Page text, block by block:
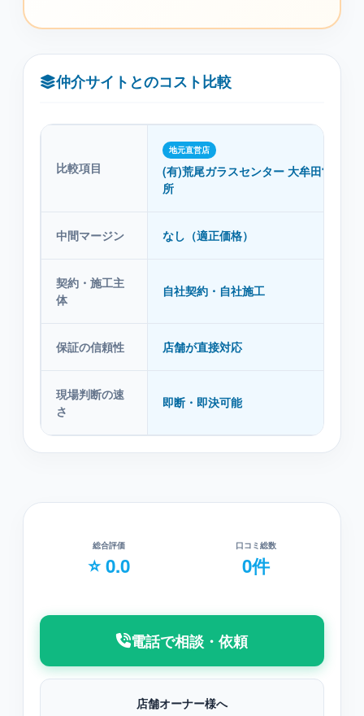
仲介サイトとのコスト比較
比較項目
地元直営店
(有)荒尾ガラスセンター 大牟田営業
所
中間マージン なし（適正価格）
契約・施工主
体
自社契約・自社施工
保証の信頼性 店舗が直接対応
現場判断の速
さ
即断・即決可能
総合評価
⭐ 0.0
口コミ総数
0件
電話で相談・依頼
店舗オーナー様へ